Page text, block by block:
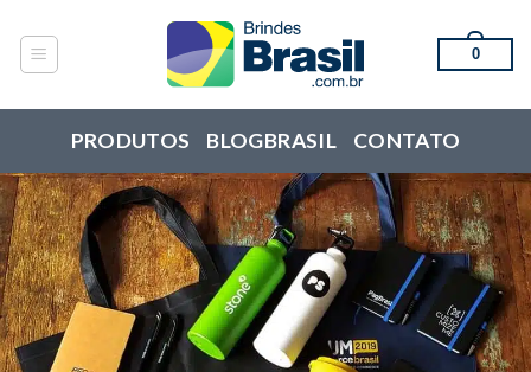
content
0
PRODUTOS BLOGBRASIL CONTATO